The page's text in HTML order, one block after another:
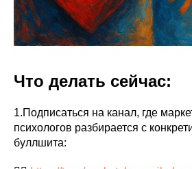
Что делать сейчас:
1.Подписаться на канал, где
психологов разбирается с
буллшита: